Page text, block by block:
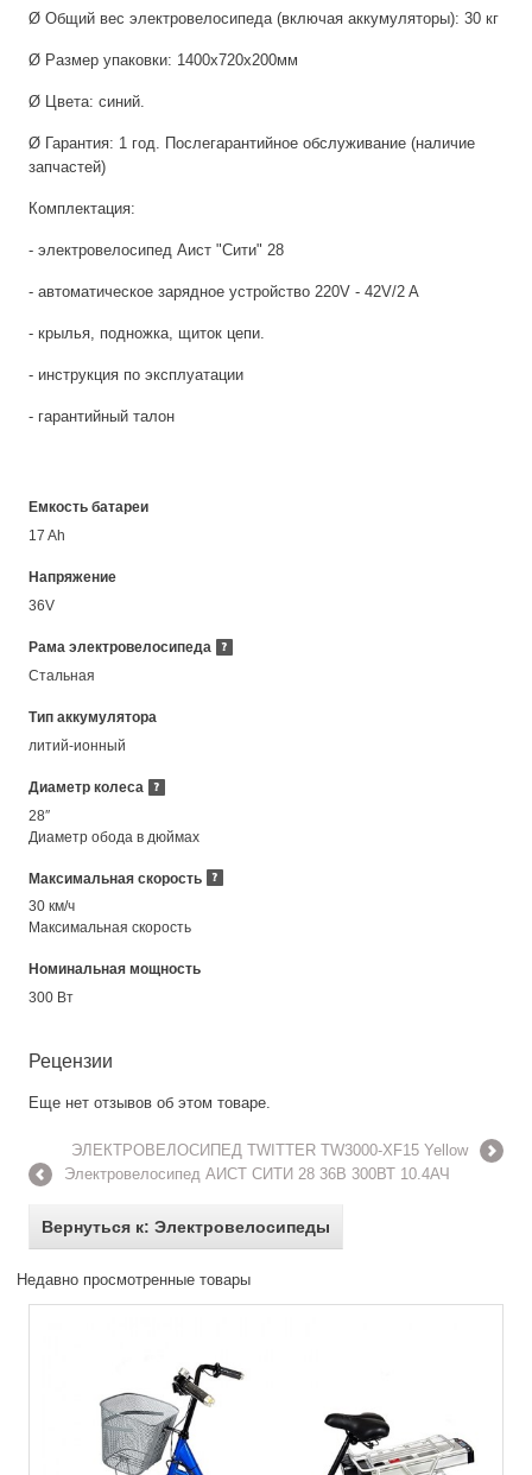
Ø Общий вес электровелосипеда (включая аккумуляторы): 30 кг
Ø Размер упаковки: 1400x720x200мм
Ø Цвета: синий.
Ø Гарантия: 1 год. Послегарантийное обслуживание (наличие
запчастей)
Комплектация:
- электровелосипед Аист "Сити" 28
- автоматическое зарядное устройство 220V - 42V/2 A
- крылья, подножка, щиток цепи.
- инструкция по эксплуатации
- гарантийный талон
Емкость батареи
17 Ah
Напряжение
36V
Рама электровелосипеда
Стальная
Тип аккумулятора
литий-ионный
Диаметр колеса
28″
Диаметр обода в дюймах
Максимальная скорость
30 км/ч
Максимальная скорость
Номинальная мощность
300 Вт
Рецензии
Еще нет отзывов об этом товаре.
ЭЛЕКТРОВЕЛОСИПЕД TWITTER TW3000-XF15 Yellow
Электровелосипед АИСТ СИТИ 28 36В 300ВТ 10.4АЧ
Вернуться к: Электровелосипеды
Недавно просмотренные товары